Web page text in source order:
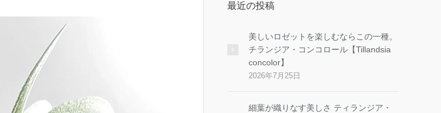
最近の投稿
美しいロゼットを楽しむならこの一種。
チランジア・コンコロール【Tillandsia
concolor】
2026年7月25日
細葉が織りなす美しさ ティランジア・